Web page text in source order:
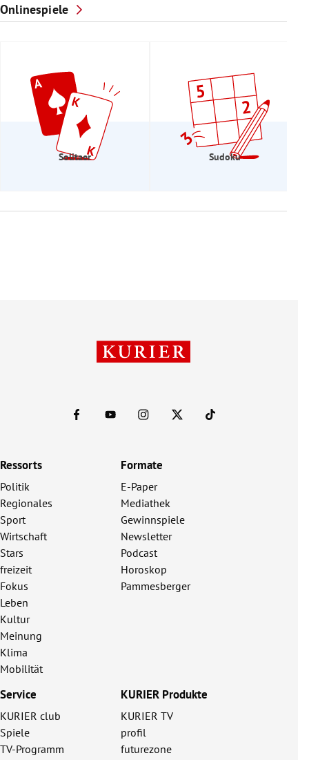
Onlinespiele
Solitaer Sudoku
Ressorts
Politik
Regionales
Sport
Wirtschaft
Stars
freizeit
Fokus
Leben
Kultur
Meinung
Klima
Mobilität
Formate
E-Paper
Mediathek
Gewinnspiele
Newsletter
Podcast
Horoskop
Pammesberger
Service
KURIER club
Spiele
TV-Programm
KURIER Produkte
KURIER TV
profil
futurezone